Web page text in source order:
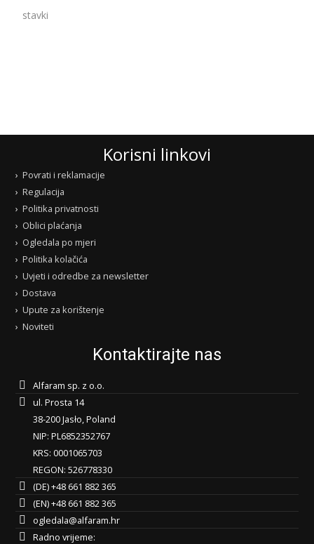
stavki
Korisni linkovi
Povrati i reklamacije
Regulacija
Politika privatnosti
Oblici plaćanja
Ogledala po mjeri
Politika kolačića
Uvjeti i odredbe za newsletter
Dostava
Upute za korištenje
Noviteti
Kontaktirajte nas
Alfaram sp. z o.o.
ul. Prosta 14
38-200 Jasło, Poland
NIP: PL6852352767
KRS: 0001065703
REGON: 526778330
(DE) +48 661 882 365
(EN) +48 661 882 365
ogledala@alfaram.hr
Radno vrijeme: